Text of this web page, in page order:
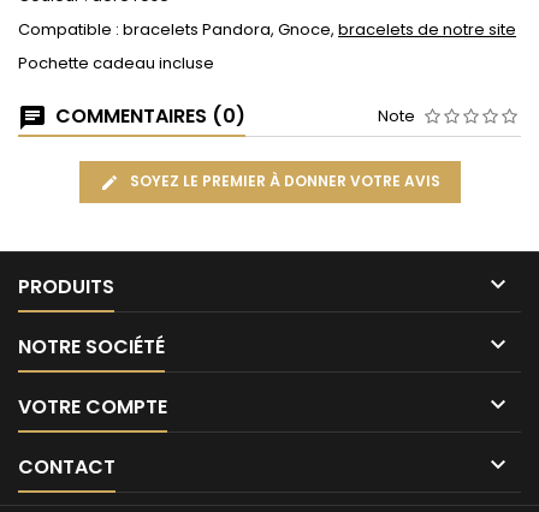
Compatible : bracelets Pandora, Gnoce, bracelets de notre site
Pochette cadeau incluse
COMMENTAIRES (0) Note
SOYEZ LE PREMIER À DONNER VOTRE AVIS
PRODUITS 
NOTRE SOCIÉTÉ 
VOTRE COMPTE 
CONTACT 